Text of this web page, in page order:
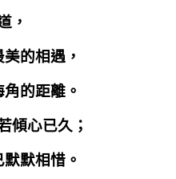
，
的相遇，
的距離。
傾心已久；
默相惜。